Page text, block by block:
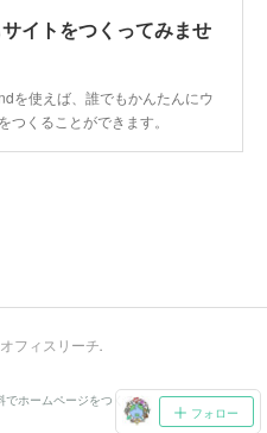
イトをつくってみませ
を使えば、誰でもかんたんにウ
つくることができます。
フォロー
オフィスリーチ.
でホームページをつくろう